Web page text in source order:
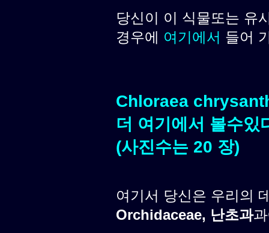
당신이 이 식물또는 유
경우에 여기에서 들어
Chloraea
더 여기에서 볼수있
(사진수는 20 장)
여기서 당신은 우리의
Orchidaceae, 난초과